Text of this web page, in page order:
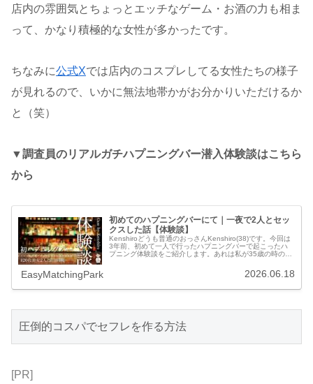
店内の雰囲気とちょっとエッチなゲーム・お酒の力も相ま
って、かなり積極的な女性が多かったです。
ちなみに公式Xでは店内のコスプレしてる女性たちの様子
が見れるので、いかに無法地帯かがお分かりいただけるか
と（笑）
▼調査員のリアルガチハプニングバー潜入体験談はこちら
から
初めてのハプニングバーにて｜一夜で2人とセッ
クスした話【体験談】
Kenshiroどうも普通のおっさんKenshiro(38)です。今回は
3年前、初めて一人で行ったハプニングバーで起こったハ
プニング体験談をご紹介します。あれは私が35歳の時の
EasyMatchingPark 2026.06.18
圧倒的コスパでセフレを作る方法
[PR]